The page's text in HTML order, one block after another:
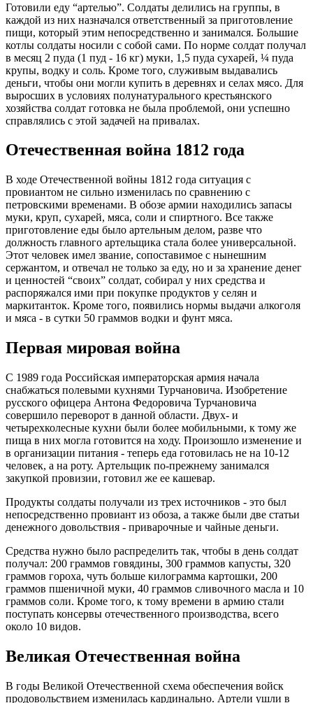
Готовили еду “артелью”. Солдаты делились на группы, в
каждой из них назначался ответственный за приготовление
пищи, который этим непосредственно и занимался. Большие
котлы солдаты носили с собой сами. По норме солдат получал
в месяц 2 пуда (1 пуд - 16 кг) муки, 1,5 пуда сухарей, ¼ пуда
крупы, водку и соль. Кроме того, служивым выдавались
деньги, чтобы они могли купить в деревнях и селах мясо. Для
выросших в условиях полунатурального крестьянского
хозяйства солдат готовка не была проблемой, они успешно
справлялись с этой задачей на привалах.
Отечественная война 1812 года
В ходе Отечественной войны 1812 года ситуация с
провиантом не сильно изменилась по сравнению с
петровскими временами. В обозе армии находились запасы
муки, круп, сухарей, мяса, соли и спиртного. Все также
приготовление еды было артельным делом, разве что
должность главного артельщика стала более универсальной.
Этот человек имел звание, сопоставимое с нынешним
сержантом, и отвечал не только за еду, но и за хранение денег
и ценностей “своих” солдат, собирал у них средства и
распоряжался ими при покупке продуктов у селян и
маркитанток. Кроме того, появились нормы выдачи алкоголя
и мяса - в сутки 50 граммов водки и фунт мяса.
Первая мировая война
С 1989 года Российская императорская армия начала
снабжаться полевыми кухнями Турчановича. Изобретение
русского офицера Антона Федоровича Турчановича
совершило переворот в данной области. Двух- и
четырехколесные кухни были более мобильными, к тому же
пища в них могла готовится на ходу. Произошло изменение и
в организации питания - теперь еда готовилась не на 10-12
человек, а на роту. Артельщик по-прежнему занимался
закупкой провизии, готовил же ее кашевар.
Продукты солдаты получали из трех источников - это был
непосредственно провиант из обоза, а также были две статьи
денежного довольствия - приварочные и чайные деньги.
Средства нужно было распределить так, чтобы в день солдат
получал: 200 граммов говядины, 300 граммов капусты, 320
граммов гороха, чуть больше килограмма картошки, 200
граммов пшеничной муки, 40 граммов сливочного масла и 10
граммов соли. Кроме того, к тому времени в армию стали
поступать консервы отечественного производства, всего
около 10 видов.
Великая Отечественная война
В годы Великой Отечественной схема обеспечения войск
продовольствием изменилась кардинально. Артели ушли в